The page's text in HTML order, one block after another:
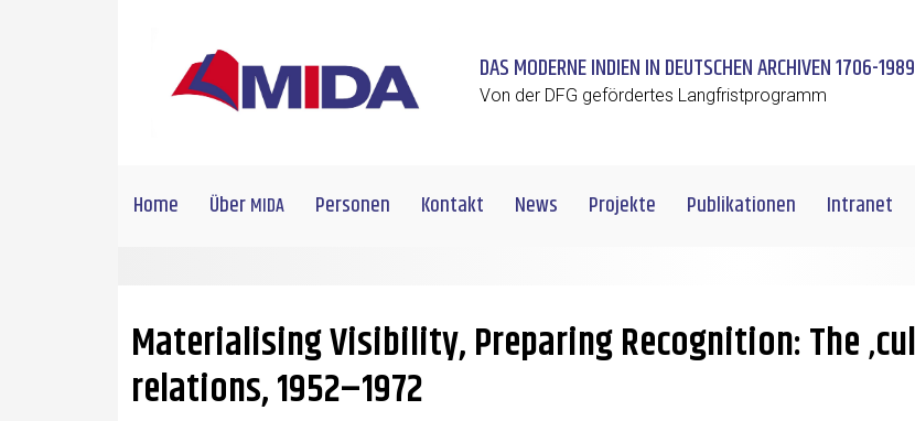
DAS MODERNE INDIEN IN DEUTSCHEN ARCHIVEN 1706-1989
Von der DFG gefördertes Langfristprogramm
Home ÜberMIDA Personen Kontakt News Projekte Publikationen Intranet
Materialising Visibility, Preparing Recognition: The
relations, 1952–1972